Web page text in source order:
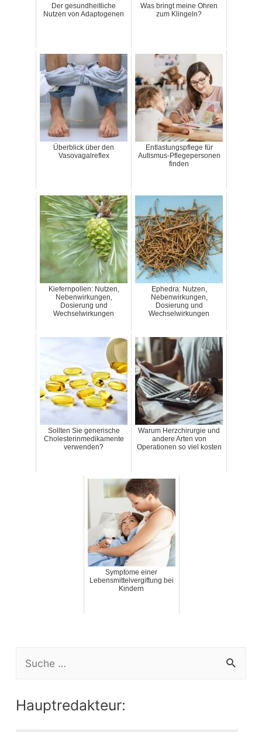
Der gesundheitliche
Nutzen von Adaptogenen
Was bringt meine Ohren
zum Klingeln?
Überblick über den
Vasovagalreflex
Entlastungspflege für
Autismus-Pflegepersonen
finden
Kiefernpollen: Nutzen,
Nebenwirkungen,
Dosierung und
Wechselwirkungen
Ephedra: Nutzen,
Nebenwirkungen,
Dosierung und
Wechselwirkungen
Sollten Sie generische
Cholesterinmedikamente
verwenden?
Warum Herzchirurgie und
andere Arten von
Operationen so viel kosten
Symptome einer
Lebensmittelvergiftung bei
Kindern
Hauptredakteur: